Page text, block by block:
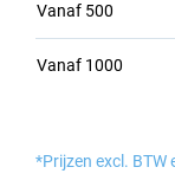
Vanaf 500
Vanaf 1000
*Prijzen excl. BTW